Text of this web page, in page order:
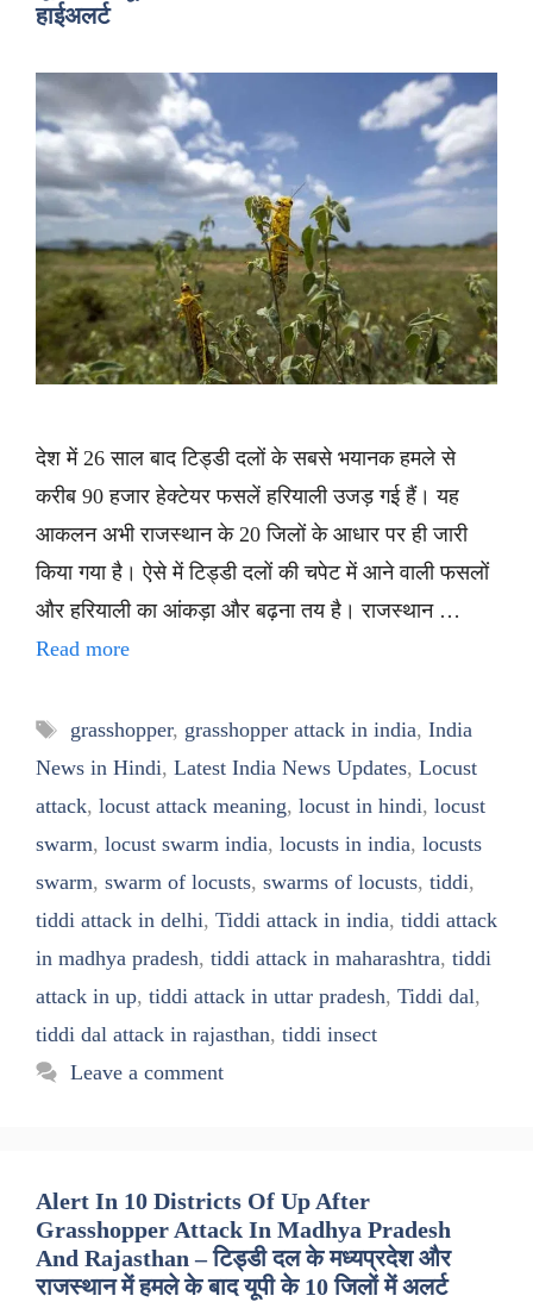
हाईअलर्ट
देश में 26 साल बाद टिड्डी दलों के सबसे भयानक हमले से
करीब 90 हजार हेक्टेयर फसलें हरियाली उजड़ गई हैं। यह
आकलन अभी राजस्थान के 20 जिलों के आधार पर ही जारी
किया गया है। ऐसे में टिड्डी दलों की चपेट में आने वाली फसलों
और हरियाली का आंकड़ा और बढ़ना तय है। राजस्थान …
Read more
Tags
grasshopper, grasshopper attack in india, India
News in Hindi, Latest India News Updates, Locust
attack, locust attack meaning, locust in hindi, locust
swarm, locust swarm india, locusts in india, locusts
swarm, swarm of locusts, swarms of locusts, tiddi,
tiddi attack in delhi, Tiddi attack in india, tiddi attack
in madhya pradesh, tiddi attack in maharashtra, tiddi
attack in up, tiddi attack in uttar pradesh, Tiddi dal,
tiddi dal attack in rajasthan, tiddi insect
Leave a comment
Alert In 10 Districts Of Up After
Grasshopper Attack In Madhya Pradesh
And Rajasthan – टिड्डी दल के मध्यप्रदेश और
राजस्थान में हमले के बाद यूपी के 10 जिलों में अलर्ट